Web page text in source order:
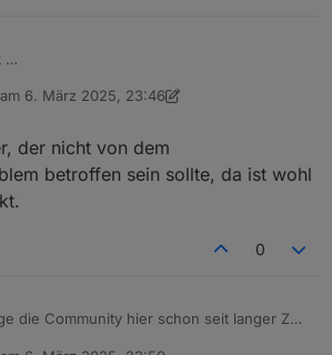
6. März 2025, 23:46
von Labersack 3. Juli 2025, 00:47
der nicht von dem
betroffen sein sollte, da ist wohl
0
die Community hier schon seit langer Zeit